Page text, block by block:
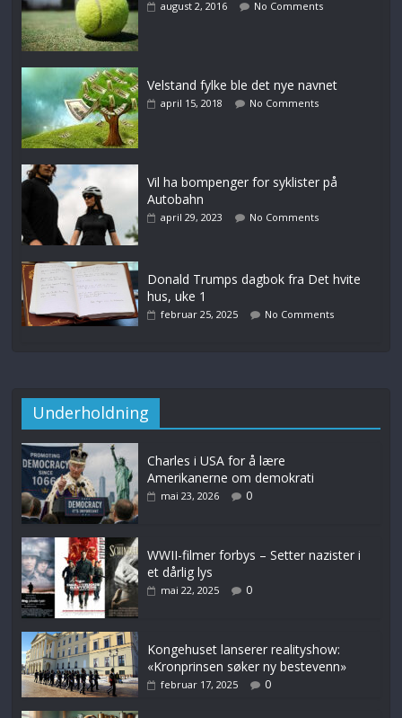
august 2, 2016 No Comments
Velstand fylke ble det nye navnet
april 15, 2018 No Comments
Vil ha bompenger for syklister på
Autobahn
april 29, 2023 No Comments
Donald Trumps dagbok fra Det hvite
hus, uke 1
februar 25, 2025 No Comments
Underholdning
Charles i USA for å lære
Amerikanerne om demokrati
mai 23, 2026 0
WWII-filmer forbys – Setter nazister i
et dårlig lys
mai 22, 2025 0
Kongehuset lanserer realityshow:
«Kronprinsen søker ny bestevenn»
februar 17, 2025 0